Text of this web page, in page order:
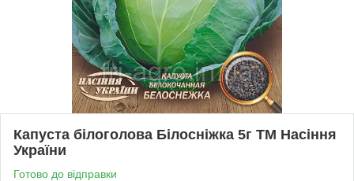
Капуста білоголова Білосніжка 5г ТМ Насіння
України
Готово до відправки